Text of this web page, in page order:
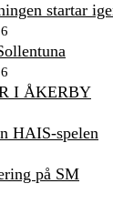
startar
I ÅKERBY
HAIS-spelen
på SM